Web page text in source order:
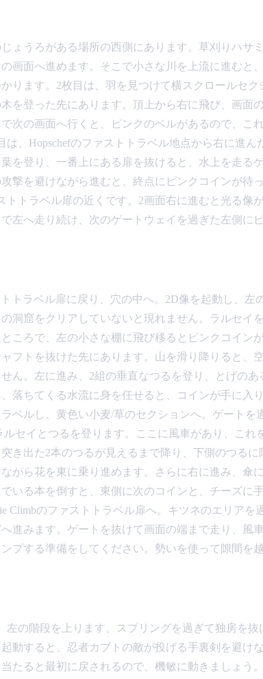
ょうろがある場所の西側にあります。草刈りハサ
画面へ進めます。そこで小さな川を上流に進むと
ります。2枚目は、羽を見つけて横スクロールセク
を登った先にあります。頂上から右に飛び、画面
次の画面へ行くと、ピンクのベルがあるので、こ
は、Hopschefのファストトラベル地点から右に進ん
を登り、一番上にある扉を抜けると、水上を走る
撃を避けながら進むと、終点にピンクコインが待
トトラベル扉の近くです。2画面右に進むと光る像
左へ走り続け、次のゲートウェイを過ぎた左側に
トラベル扉に戻り、穴の中へ。2D像を起動し、左
洞窟をクリアしていないと現れません。ラルセイ
ころで、左の小さな棚に飛び移るとピンクコイン
フトを抜けた先にあります。山を滑り降りると、
ん。左に進み、2組の垂直なつるを登り、とげのあ
落ちてくる水流に身を任せると、コインが手に入り
ベルし、黄色い小麦/草のセクションへ。ゲートを
セイとつるを登ります。ここに風車があり、これ
き出た2本のつるが見えるまで降り、下側のつるに
がら花を東に乗り進めます。さらに右に進み、傘
いる本を倒すと、東側に次のコインと、チーズに
Climbのファストトラベル扉へ。キツネのエリアを
進みます。ゲートを抜けて画面の端まで走り、風
プする準備をしてください。勢いを使って隙間を
左の階段を上ります。スプリングを過ぎて独房を抜
動すると、忍者カブトの敵が投げる手裏剣を避け
たると最初に戻されるので、機敏に動きましょう